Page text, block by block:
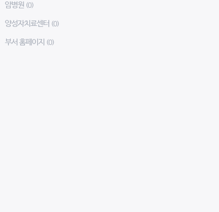
암병원 (0)
양성자치료센터 (0)
부서 홈페이지 (0)